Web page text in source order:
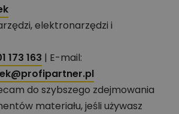
elektronarzędzi i
173 163 | E-mail:
do szybszego zdejmowania
materiału, jeśli używasz